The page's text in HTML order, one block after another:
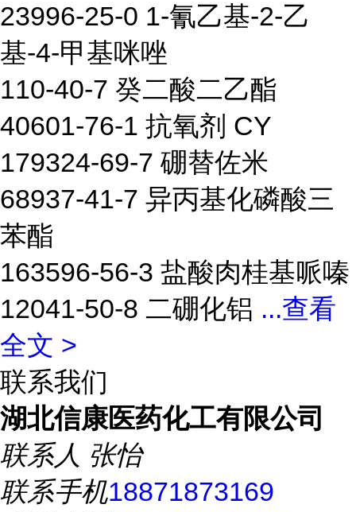
23996-25-0 1-氰乙基-2-乙
基-4-甲基咪唑
110-40-7 癸二酸二乙酯
40601-76-1 抗氧剂 CY
179324-69-7 硼替佐米
68937-41-7 异丙基化磷酸三
苯酯
163596-56-3 盐酸肉桂基哌嗪
12041-50-8 二硼化铝 ...查看
全文 >
联系我们
湖北信康医药化工有限公司
联系人 张怡
联系手机18871873169